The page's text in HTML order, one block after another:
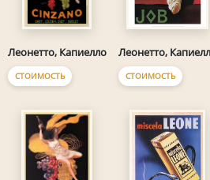
Леонетто, Капиелло
СТОИМОСТЬ
Леонетто,
СТОИМОСТЬ